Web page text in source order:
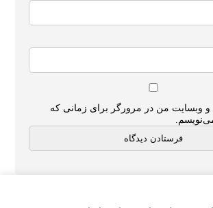
و وبسایت من در مرورگر برای زمانی که